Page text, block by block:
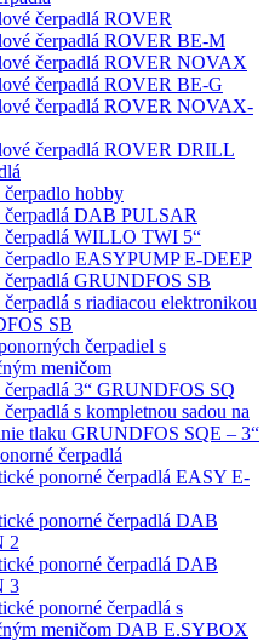
čerpadlá ROVER
čerpadlá ROVER BE-M
čerpadlá ROVER NOVAX
čerpadlá ROVER BE-G
čerpadlá ROVER NOVAX-
čerpadlá ROVER DRILL
čerpadlo hobby
čerpadlá DAB PULSAR
čerpadlá WILLO TWI 5“
čerpadlo EASYPUMP E-DEEP
čerpadlá GRUNDFOS SB
čerpadlá s riadiacou elektronikou
SB
čerpadiel s
meničom
čerpadlá 3“ GRUNDFOS SQ
s kompletnou sadou na
tlaku GRUNDFOS SQE – 3“
čerpadlá
ponorné čerpadlá EASY E-
ponorné čerpadlá DAB
2
ponorné čerpadlá DAB
3
ponorné čerpadlá s
meničom DAB E.SYBOX